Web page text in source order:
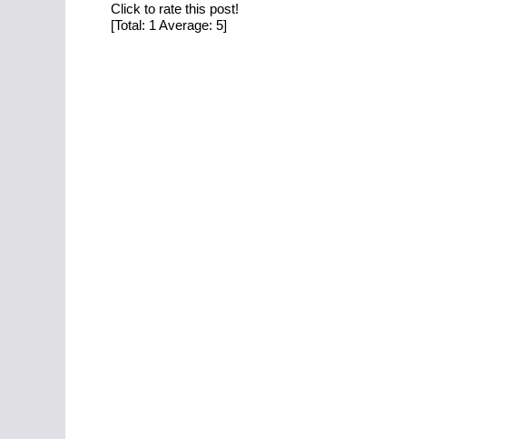
Click to rate this post!
[Total: 1 Average: 5]